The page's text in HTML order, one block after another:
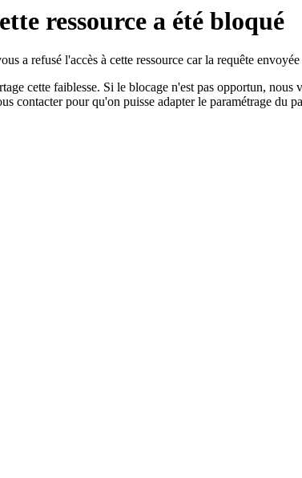
ressource a été bloqué
a refusé l'accès à cette ressource car la requête
cette faiblesse. Si le blocage n'est pas opportun, nous
contacter pour qu'on puisse adapter le paramétrage du